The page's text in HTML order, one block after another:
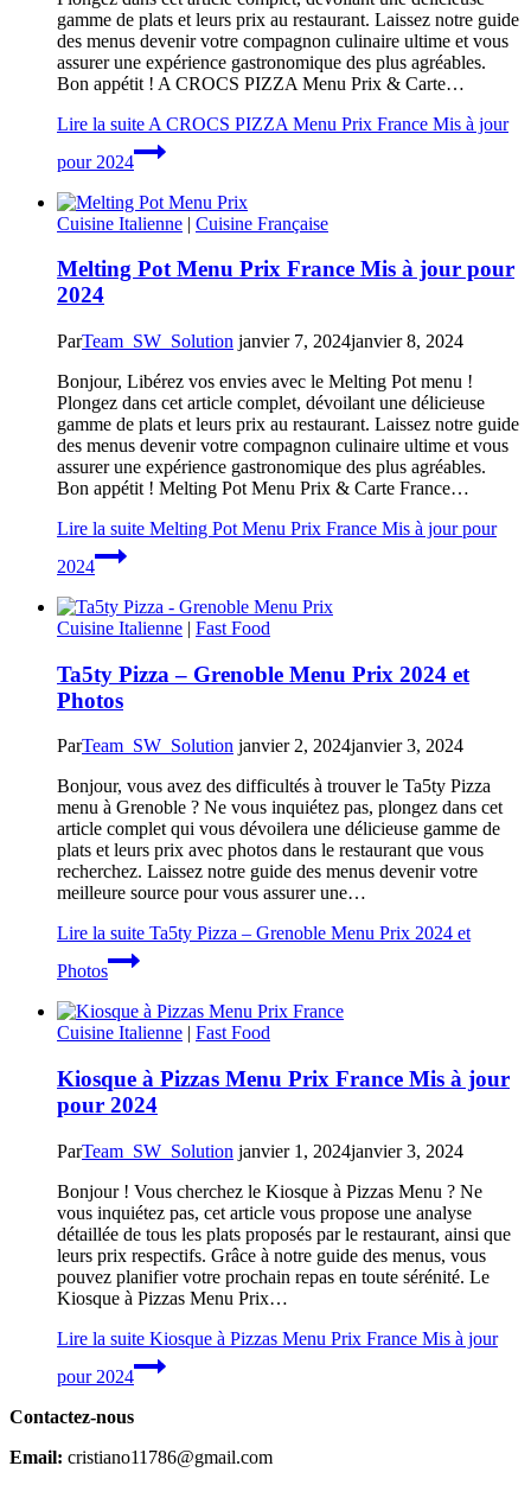
gamme de plats et leurs prix au restaurant. Laissez notre guide
des menus devenir votre compagnon culinaire ultime et vous
assurer une expérience gastronomique des plus agréables.
Bon appétit ! A CROCS PIZZA Menu Prix & Carte…
Lire la suite A CROCS PIZZA Menu Prix France Mis à jour
pour 2024
Cuisine Italienne | Cuisine Française
Melting Pot Menu Prix France Mis à jour pour
2024
ParTeam_SW_Solution janvier 7, 2024janvier 8, 2024
Bonjour, Libérez vos envies avec le Melting Pot menu !
Plongez dans cet article complet, dévoilant une délicieuse
gamme de plats et leurs prix au restaurant. Laissez notre guide
des menus devenir votre compagnon culinaire ultime et vous
assurer une expérience gastronomique des plus agréables.
Bon appétit ! Melting Pot Menu Prix & Carte France…
Lire la suite Melting Pot Menu Prix France Mis à jour pour
2024
Cuisine Italienne | Fast Food
Ta5ty Pizza – Grenoble Menu Prix 2024 et
Photos
ParTeam_SW_Solution janvier 2, 2024janvier 3, 2024
Bonjour, vous avez des difficultés à trouver le Ta5ty Pizza
menu à Grenoble ? Ne vous inquiétez pas, plongez dans cet
article complet qui vous dévoilera une délicieuse gamme de
plats et leurs prix avec photos dans le restaurant que vous
recherchez. Laissez notre guide des menus devenir votre
meilleure source pour vous assurer une…
Lire la suite Ta5ty Pizza – Grenoble Menu Prix 2024 et
Photos
Cuisine Italienne | Fast Food
Kiosque à Pizzas Menu Prix France Mis à jour
pour 2024
ParTeam_SW_Solution janvier 1, 2024janvier 3, 2024
Bonjour ! Vous cherchez le Kiosque à Pizzas Menu ? Ne
vous inquiétez pas, cet article vous propose une analyse
détaillée de tous les plats proposés par le restaurant, ainsi que
leurs prix respectifs. Grâce à notre guide des menus, vous
pouvez planifier votre prochain repas en toute sérénité. Le
Kiosque à Pizzas Menu Prix…
Lire la suite Kiosque à Pizzas Menu Prix France Mis à jour
pour 2024
Contactez-nous
Email: cristiano11786@gmail.com